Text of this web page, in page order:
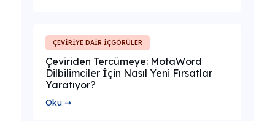
ÇEVİRİYE DAİR İÇGÖRÜLER
Çeviriden Tercümeye: MotaWord
Dilbilimciler İçin Nasıl Yeni Fırsatlar
Yaratıyor?
Oku ➞